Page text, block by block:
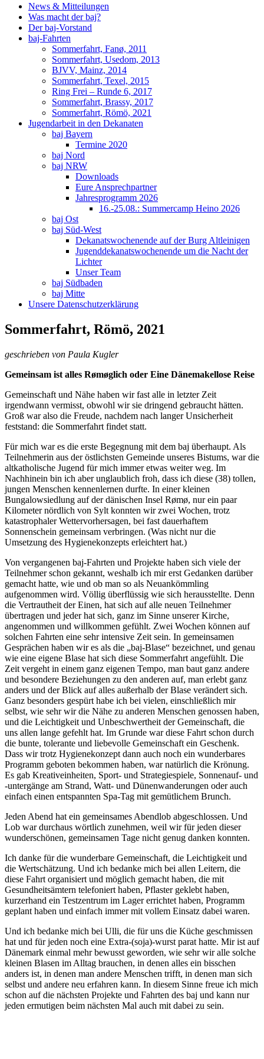
News & Mitteilungen
Was macht der baj?
Der baj-Vorstand
baj-Fahrten
Sommerfahrt, Fanø, 2011
Sommerfahrt, Usedom, 2013
BJVV, Mainz, 2014
Sommerfahrt, Texel, 2015
Ring Frei – Runde 6, 2017
Sommerfahrt, Brassy, 2017
Sommerfahrt, Römö, 2021
Jugendarbeit in den Dekanaten
baj Bayern
Termine 2020
baj Nord
baj NRW
Downloads
Eure Ansprechpartner
Jahresprogramm 2026
16.-25.08.: Summercamp Heino 2026
baj Ost
baj Süd-West
Dekanatswochenende auf der Burg Altleinigen
Jugenddekanatswochenende um die Nacht der
Lichter
Unser Team
baj Südbaden
baj Mitte
Unsere Datenschutzerklärung
Sommerfahrt, Römö, 2021
geschrieben von Paula Kugler
Gemeinsam ist alles Rømøglich oder Eine Dänemakellose Reise
Gemeinschaft und Nähe haben wir fast alle in letzter Zeit
irgendwann vermisst, obwohl wir sie dringend gebraucht hätten.
Groß war also die Freude, nachdem nach langer Unsicherheit
feststand: die Sommerfahrt findet statt.
Für mich war es die erste Begegnung mit dem baj überhaupt. Als
Teilnehmerin aus der östlichsten Gemeinde unseres Bistums, war die
altkatholische Jugend für mich immer etwas weiter weg. Im
Nachhinein bin ich aber unglaublich froh, dass ich diese (38) tollen,
jungen Menschen kennenlernen durfte. In einer kleinen
Bungalowsiedlung auf der dänischen Insel Rømø, nur ein paar
Kilometer nördlich von Sylt konnten wir zwei Wochen, trotz
katastrophaler Wettervorhersagen, bei fast dauerhaftem
Sonnenschein gemeinsam verbringen. (Was nicht nur die
Umsetzung des Hygienekonzepts erleichtert hat.)
Von vergangenen baj-Fahrten und Projekte haben sich viele der
Teilnehmer schon gekannt, weshalb ich mir erst Gedanken darüber
gemacht hatte, wie und ob man so als Neuankömmling
aufgenommen wird. Völlig überflüssig wie sich herausstellte. Denn
die Vertrautheit der Einen, hat sich auf alle neuen Teilnehmer
übertragen und jeder hat sich, ganz im Sinne unserer Kirche,
angenommen und willkommen gefühlt. Zwei Wochen können auf
solchen Fahrten eine sehr intensive Zeit sein. In gemeinsamen
Gesprächen haben wir es als die „baj-Blase“ bezeichnet, und genau
wie eine eigene Blase hat sich diese Sommerfahrt angefühlt. Die
Zeit vergeht in einem ganz eigenen Tempo, man baut ganz andere
und besondere Beziehungen zu den anderen auf, man erlebt ganz
anders und der Blick auf alles außerhalb der Blase verändert sich.
Ganz besonders gespürt habe ich bei vielen, einschließlich mir
selbst, wie sehr wir die Nähe zu anderen Menschen genossen haben,
und die Leichtigkeit und Unbeschwertheit der Gemeinschaft, die
uns allen lange gefehlt hat. Im Grunde war diese Fahrt schon durch
die bunte, tolerante und liebevolle Gemeinschaft ein Geschenk.
Dass wir trotz Hygienekonzept dann auch noch ein wunderbares
Programm geboten bekommen haben, war natürlich die Krönung.
Es gab Kreativeinheiten, Sport- und Strategiespiele, Sonnenauf- und
-untergänge am Strand, Watt- und Dünenwanderungen oder auch
einfach einen entspannten Spa-Tag mit gemütlichem Brunch.
Jeden Abend hat ein gemeinsames Abendlob abgeschlossen. Und
Lob war durchaus wörtlich zunehmen, weil wir für jeden dieser
wunderschönen, gemeinsamen Tage nicht genug danken konnten.
Ich danke für die wunderbare Gemeinschaft, die Leichtigkeit und
die Wertschätzung. Und ich bedanke mich bei allen Leitern, die
diese Fahrt organisiert und möglich gemacht haben, die mit
Gesundheitsämtern telefoniert haben, Pflaster geklebt haben,
kurzerhand ein Testzentrum im Lager errichtet haben, Programm
geplant haben und einfach immer mit vollem Einsatz dabei waren.
Und ich bedanke mich bei Ulli, die für uns die Küche geschmissen
hat und für jeden noch eine Extra-(soja)-wurst parat hatte. Mir ist auf
Dänemark einmal mehr bewusst geworden, wie sehr wir alle solche
kleinen Blasen im Alltag brauchen, in denen alles ein bisschen
anders ist, in denen man andere Menschen trifft, in denen man sich
selbst und andere neu erfahren kann. In diesem Sinne freue ich mich
schon auf die nächsten Projekte und Fahrten des baj und kann nur
jeden ermutigen beim nächsten Mal auch mit dabei zu sein.